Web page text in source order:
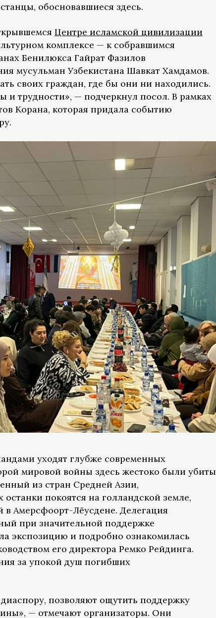
обосновавшиеся здесь.
Центре исламской цивилизации
комплексе — к собравшимся
Бенилюкса Гайрат Фазилов
мусульман Узбекистана Шавкат Хамдамов.
своих граждан, где бы они ни находились.
и трудности», — подчеркнул посол. В рамках
Корана, которая придала событию
уходят глубже современных
мировой войны здесь жестоко были убиты
из стран Средней Азии,
покоятся на голландской земле,
в Амерсфоорт-Лёусдене. Делегация
при значительной поддержке
экспозицию и подробно ознакомилась
его директора Ремко Рейдинга.
за упокой душ погибших
позволяют ощутить поддержку
— отмечают организаторы. Они